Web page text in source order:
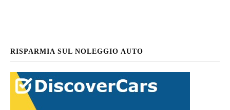
RISPARMIA SUL NOLEGGIO AUTO